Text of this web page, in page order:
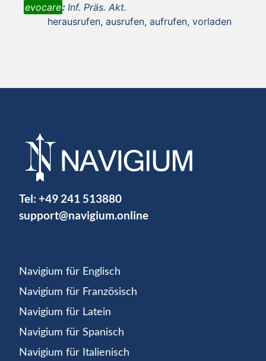
evocare: Inf. Präs. Akt.
herausrufen, ausrufen, aufrufen, vorladen
Tel: +49 241 513880
support@navigium.online
Navigium für Englisch
Navigium für Französisch
Navigium für Latein
Navigium für Spanisch
Navigium für Italienisch